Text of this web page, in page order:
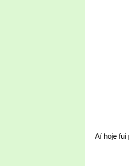
Aí hoje fui